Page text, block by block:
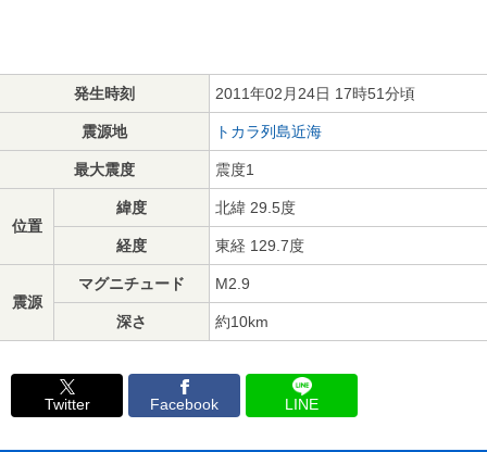
発生時刻 2011年02月24日 17時51分頃
震源地 トカラ列島近海
最大震度 震度1
位置
緯度 北緯 29.5度
経度 東経 129.7度
震源
マグニチュード M2.9
深さ 約10km
Twitter Facebook LINE